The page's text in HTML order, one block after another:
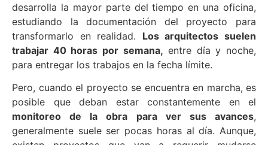
desarrolla la mayor parte del tiempo en una oficina,
estudiando la documentación del proyecto para
transformarlo en realidad. Los arquitectos suelen
trabajar 40 horas por semana, entre día y noche,
para entregar los trabajos en la fecha límite.
Pero, cuando el proyecto se encuentra en marcha, es
posible que deban estar constantemente en el
monitoreo de la obra para ver sus avances,
generalmente suele ser pocas horas al día. Aunque,